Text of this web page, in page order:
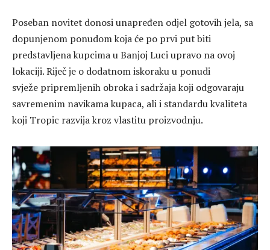
Poseban novitet donosi unapređen odjel gotovih jela, sa
dopunjenom ponudom koja će po prvi put biti
predstavljena kupcima u Banjoj Luci upravo na ovoj
lokaciji. Riječ je o dodatnom iskoraku u ponudi
svježe pripremljenih obroka i sadržaja koji odgovaraju
savremenim navikama kupaca, ali i standardu kvaliteta
koji Tropic razvija kroz vlastitu proizvodnju.